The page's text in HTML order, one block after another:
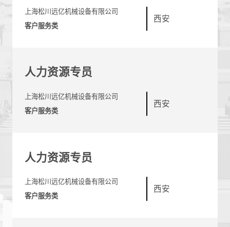
上海松川远亿机械设备有限公司
客户服务类
西安
人力资源专员
上海松川远亿机械设备有限公司
客户服务类
西安
人力资源专员
上海松川远亿机械设备有限公司
客户服务类
西安